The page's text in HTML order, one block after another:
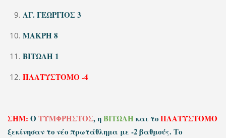
ΑΓ. ΓΕΩΡΓΙΟΣ 3
ΜΑΚΡΗ 8
ΒΙΤΩΛΗ 1
ΠΛΑΤΥΣΤΟΜΟ -4
ΣΗΜ: Ο ΤΥΜΦΡΗΣΤΟΣ, ηΒΙΤΩΛΗκαι τοΠΛΑΤΥΣΤΟΜΟ
ξεκίνησαν το νέο πρωτάθλημα με -2 βαθμούς. Το